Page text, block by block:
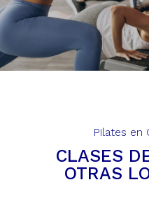
Pilates en
CLASES
OTRAS